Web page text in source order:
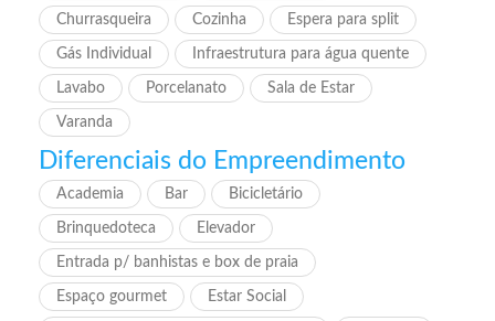
Churrasqueira Cozinha Espera para split
Gás Individual Infraestrutura para água quente
Lavabo Porcelanato Sala de Estar
Varanda
Diferenciais do Empreendimento
Academia Bar Bicicletário
Brinquedoteca Elevador
Entrada p/ banhistas e box de praia
Espaço gourmet Estar Social